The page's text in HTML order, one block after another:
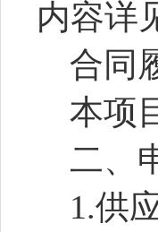
内容详
合同
本项
二、
1.供